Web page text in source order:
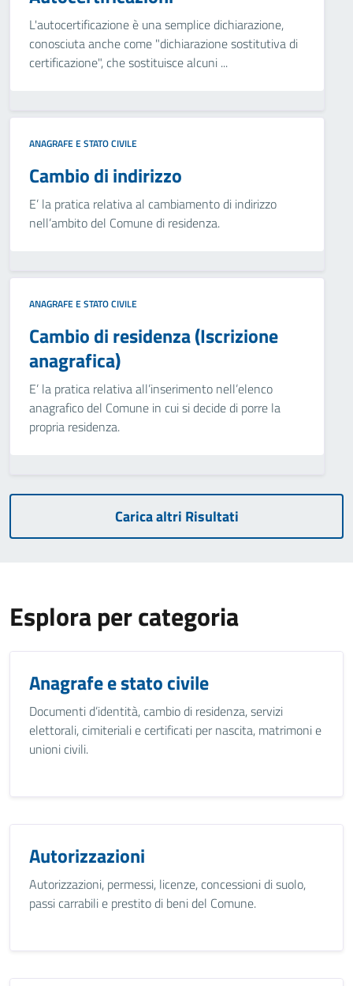
L'autocertificazione è una semplice dichiarazione,
conosciuta anche come "dichiarazione sostitutiva di
certificazione", che sostituisce alcuni ...
ANAGRAFE E STATO CIVILE
Cambio di indirizzo
E’ la pratica relativa al cambiamento di indirizzo
nell’ambito del Comune di residenza.
ANAGRAFE E STATO CIVILE
Cambio di residenza (Iscrizione
anagrafica)
E’ la pratica relativa all’inserimento nell’elenco
anagrafico del Comune in cui si decide di porre la
propria residenza.
Carica altri Risultati
Esplora per categoria
Anagrafe e stato civile
Documenti d’identità, cambio di residenza, servizi
elettorali, cimiteriali e certificati per nascita, matrimoni e
unioni civili.
Autorizzazioni
Autorizzazioni, permessi, licenze, concessioni di suolo,
passi carrabili e prestito di beni del Comune.